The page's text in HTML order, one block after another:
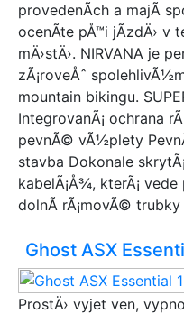
provedenÃ­ch a majÃ­
ocenÃ­te pÅ™i jÃ­zdÄ› v
mÄ›stÄ›. NIRVANA je
zÃ¡roveÅˆ
mountain bikingu.
IntegrovanÃ¡ ochrana
pevnÃ© vÃ½plety
stavba Dokonale
kabelÃ¡Å¾, kterÃ¡
dolnÃ­ rÃ¡movÃ©
Ghost ASX
ProstÄ› vyjet ven,